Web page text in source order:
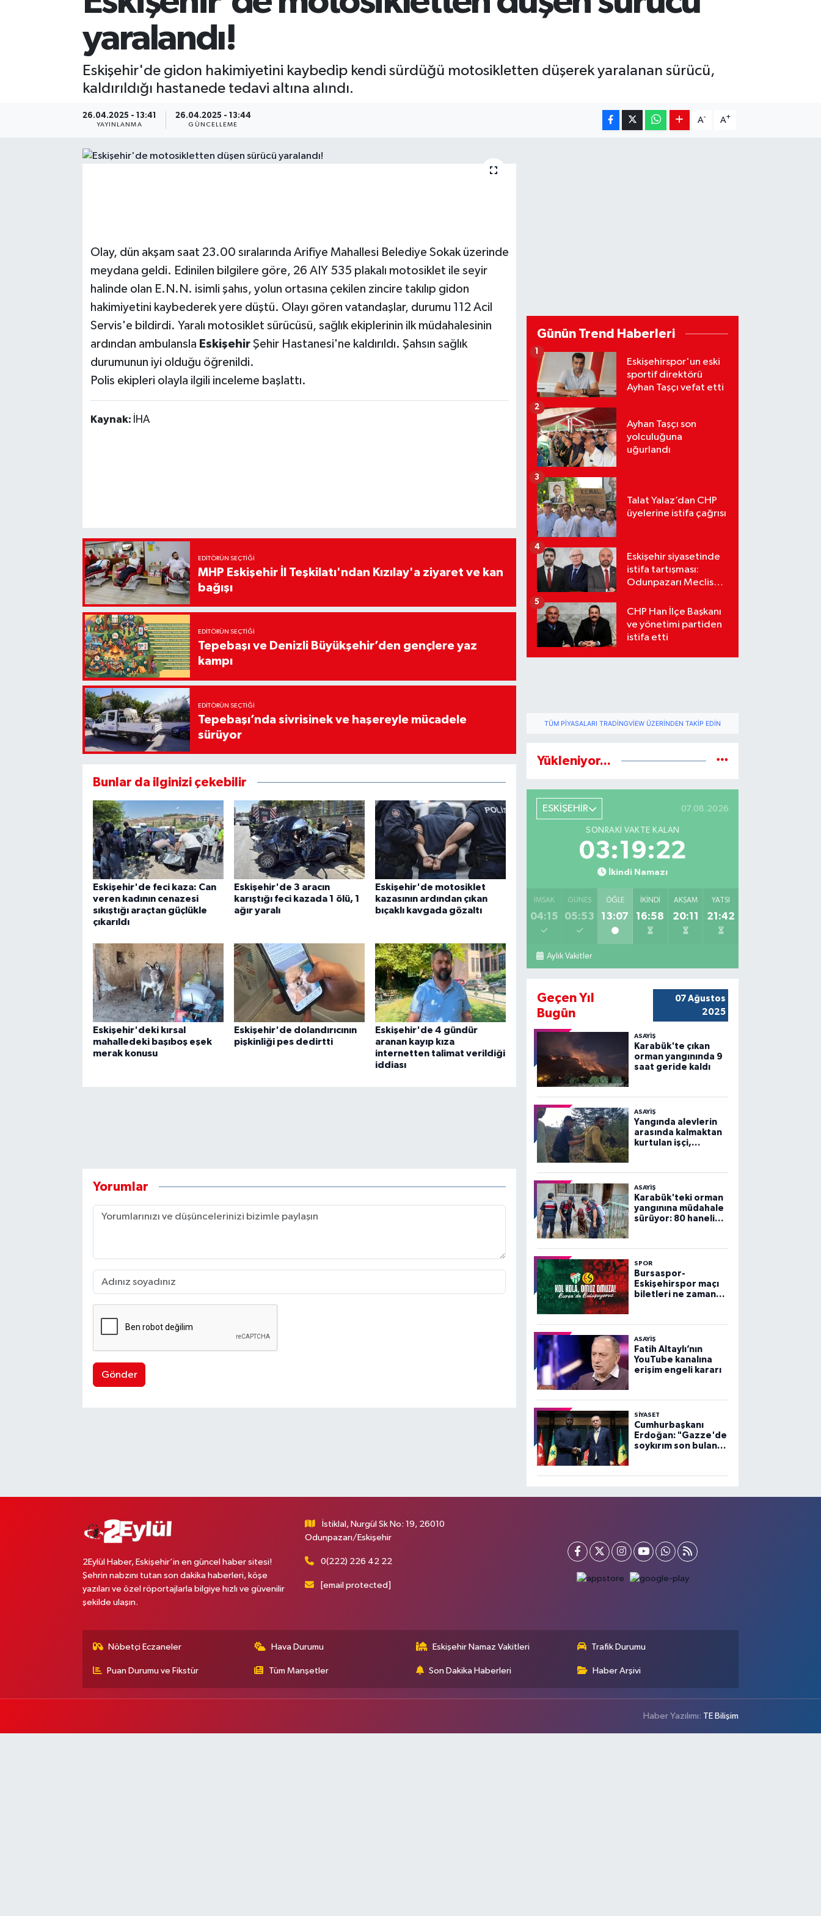
yaralandı!
Eskişehir'de gidon hakimiyetini kaybedip kendi sürdüğü motosikletten düşerek yaralanan sürücü,
kaldırıldığı hastanede tedavi altına alındı.
26.04.2025 - 13:41
YAYINLANMA
26.04.2025 - 13:44
GÜNCELLEME
A- A+
Olay, dün akşam saat 23.00 sıralarında Arifiye Mahallesi Belediye Sokak üzerinde
meydana geldi. Edinilen bilgilere göre, 26 AIY 535 plakalı motosiklet ile seyir
halinde olan E.N.N. isimli şahıs, yolun ortasına çekilen zincire takılıp gidon
hakimiyetini kaybederek yere düştü. Olayı gören vatandaşlar, durumu 112 Acil
Servis'e bildirdi. Yaralı motosiklet sürücüsü, sağlık ekiplerinin ilk müdahalesinin
ardından ambulansla EskişehirŞehir Hastanesi'ne kaldırıldı. Şahsın sağlık
durumunun iyi olduğu öğrenildi.
Polis ekipleri olayla ilgili inceleme başlattı.
Kaynak: İHA
EDITÖRÜN SEÇTIĞI
MHP Eskişehir İl Teşkilatı'ndan Kızılay'a ziyaret ve kan
bağışı
EDITÖRÜN SEÇTIĞI
Tepebaşı ve Denizli Büyükşehir’den gençlere yaz
kampı
EDITÖRÜN SEÇTIĞI
Tepebaşı’nda sivrisinek ve haşereyle mücadele
sürüyor
Bunlar da ilginizi çekebilir
Eskişehir'de feci kaza: Can
veren kadının cenazesi
sıkıştığı araçtan güçlükle
çıkarıldı
Eskişehir'de 3 aracın
karıştığı feci kazada 1 ölü, 1
ağır yaralı
Eskişehir'de motosiklet
kazasının ardından çıkan
bıçaklı kavgada gözaltı
Eskişehir'deki kırsal
mahalledeki başıboş eşek
merak konusu
Eskişehir'de dolandırıcının
pişkinliği pes dedirtti
Eskişehir'de 4 gündür
aranan kayıp kıza
internetten talimat verildiği
iddiası
Yorumlar
Gönder
Günün Trend Haberleri
Eskişehirspor'un eski
sportif direktörü
Ayhan Taşçı vefat etti
Ayhan Taşçı son
yolculuğuna
uğurlandı
2
Talat Yalaz’dan CHP
üyelerine istifa çağrısı
3
Eskişehir siyasetinde
istifa tartışması:
Odunpazarı Meclis
medyada karşı karşıya
geldi
4
CHP Han İlçe Başkanı
ve yönetimi partiden
istifa etti
5
TÜM PIYASALARI TRADINGVIEW ÜZERINDEN TAKIP EDIN
Yükleniyor...
ESKİŞEHİR 07.08.2026
SONRAKI VAKTE KALAN
03:19:21
İkindi Namazı
İMSAK
04:15
GÜNEŞ
05:53
ÖĞLE
13:07
İKINDI
16:58
AKŞAM
20:11
YATSI
21:42
Aylık Vakitler
Geçen Yıl
Bugün
07 Ağustos
2025
ASAYİŞ
Karabük'te çıkan
orman yangınında 9
saat geride kaldı
ASAYİŞ
Yangında alevlerin
arasında kalmaktan
kurtulan işçi,
panik yaşadı
ASAYİŞ
Karabük'teki orman
yangınına müdahale
sürüyor: 80 haneli
SPOR
Bursaspor-
Eskişehirspor maçı
biletleri ne zaman
ASAYİŞ
Fatih Altaylı’nın
YouTube kanalına
erişim engeli kararı
SİYASET
Cumhurbaşkanı
Erdoğan: "Gazze'de
soykırım son bulana
2Eylül Haber, Eskişehir’in en güncel haber sitesi!
Şehrin nabzını tutan son dakika haberleri, köşe
yazıları ve özel röportajlarla bilgiye hızlı ve güvenilir
şekilde ulaşın.
İstiklal, Nurgül Sk No: 19, 26010
Odunpazarı/Eskişehir
0(222) 226 42 22
[email protected]
Nöbetçi Eczaneler Hava Durumu Eskişehir Namaz Vakitleri Trafik Durumu
Puan Durumu ve Fikstür Tüm Manşetler Son Dakika Haberleri Haber Arşivi
Haber Yazılımı: TE Bilişim